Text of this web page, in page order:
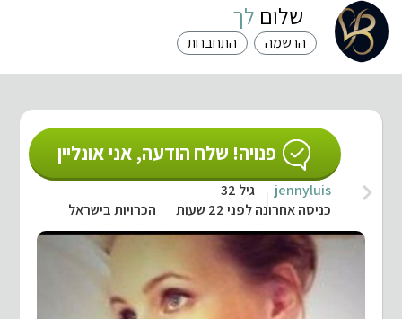
שלום לך
התחברות הרשמה
פנויה! שלח הודעה, אני אונליין
jennyluis
גיל 32
כניסה אחרונה לפני 22 שעות
הכרויות בישראל